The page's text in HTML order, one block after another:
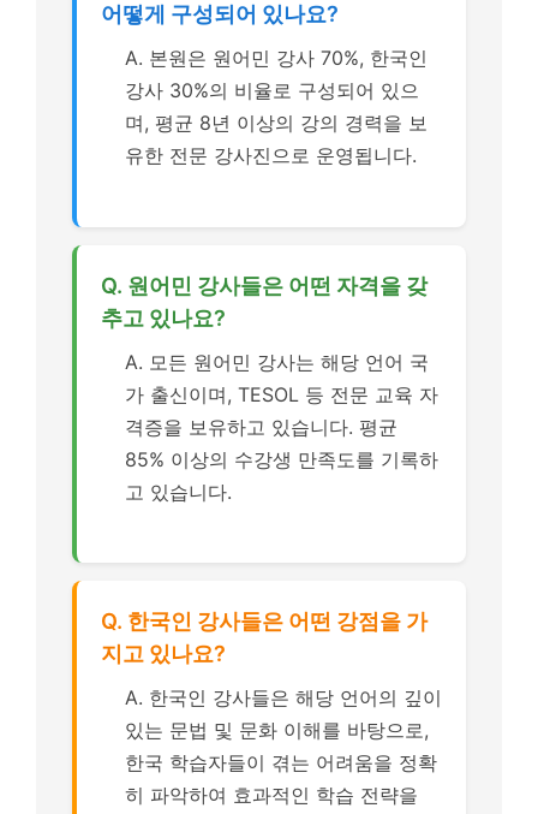
어떻게 구성되어 있나요?
A. 본원은 원어민 강사 70%, 한국인
강사 30%의 비율로 구성되어 있으
며, 평균 8년 이상의 강의 경력을 보
유한 전문 강사진으로 운영됩니다.
Q. 원어민 강사들은 어떤 자격을 갖
추고 있나요?
A. 모든 원어민 강사는 해당 언어 국
가 출신이며, TESOL 등 전문 교육 자
격증을 보유하고 있습니다. 평균
85% 이상의 수강생 만족도를 기록하
고 있습니다.
Q. 한국인 강사들은 어떤 강점을 가
지고 있나요?
A. 한국인 강사들은 해당 언어의 깊이
있는 문법 및 문화 이해를 바탕으로,
한국 학습자들이 겪는 어려움을 정확
히 파악하여 효과적인 학습 전략을